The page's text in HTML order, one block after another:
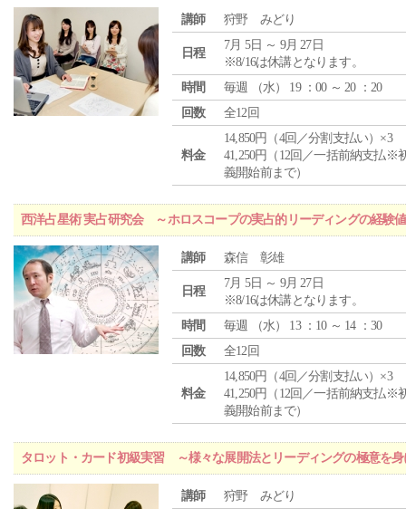
講師 狩野 みどり
日程
7月 5日 ～ 9月 27日
※8/16は休講となります。
時間
毎週 （水） 19 ：00 ～ 20 ：20
回数
全12回
料金
14,850円（4回／分割支払い）×3
41,250円（12回／一括前納支払※
義開始前まで）
西洋占星術 実占研究会 ～ホロスコープの実占的リーディングの経験
講師 森信 彰雄
日程
7月 5日 ～ 9月 27日
※8/16は休講となります。
時間
毎週 （水） 13 ：10 ～ 14 ：30
回数
全12回
料金
14,850円（4回／分割支払い）×3
41,250円（12回／一括前納支払※
義開始前まで）
タロット・カード初級実習 ～様々な展開法とリーディングの極意を身
講師 狩野 みどり